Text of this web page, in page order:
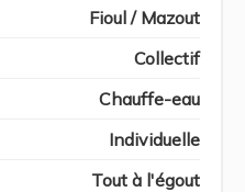
Fioul / Mazout
Collectif
Chauffe-eau
Individuelle
Tout à l'égout